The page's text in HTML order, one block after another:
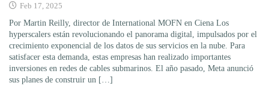
Feb 17, 2025
Por Martin Reilly, director de International MOFN en Ciena Los
hyperscalers están revolucionando el panorama digital, impulsados por el
crecimiento exponencial de los datos de sus servicios en la nube. Para
satisfacer esta demanda, estas empresas han realizado importantes
inversiones en redes de cables submarinos. El año pasado, Meta anunció
sus planes de construir un […]